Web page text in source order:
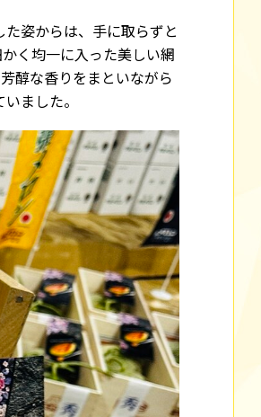
姿からは、手に取らずと
く均一に入った美しい網
醇な香りをまといながら
ました。